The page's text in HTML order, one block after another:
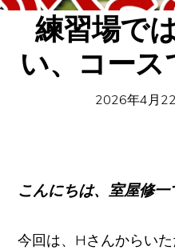
修
の
練習場で
い、コー
2026年4月
こんにちは、室屋修一
今回は、Hさんからい